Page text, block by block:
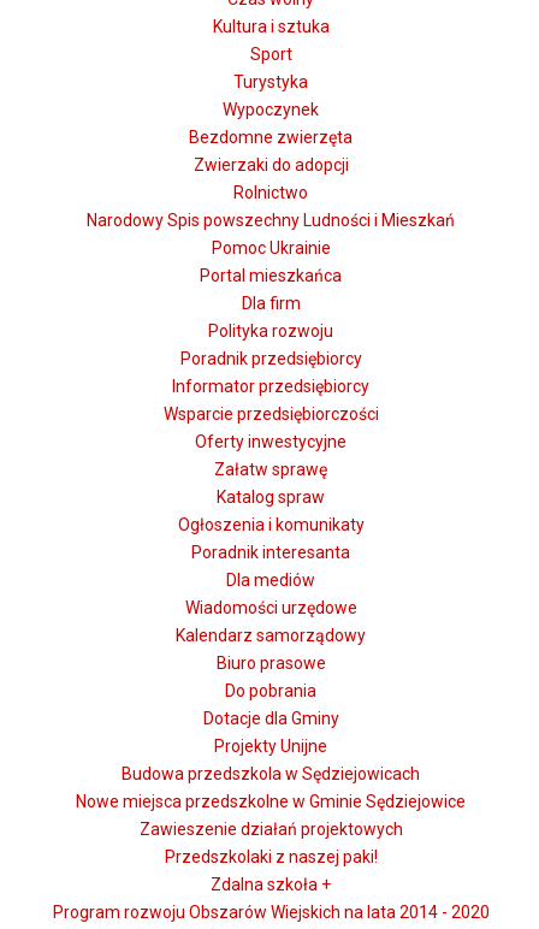
Kultura i sztuka
Sport
Turystyka
Wypoczynek
Bezdomne zwierzęta
Zwierzaki do adopcji
Rolnictwo
Narodowy Spis powszechny Ludności i Mieszkań
Pomoc Ukrainie
Portal mieszkańca
Dla firm
Polityka rozwoju
Poradnik przedsiębiorcy
Informator przedsiębiorcy
Wsparcie przedsiębiorczości
Oferty inwestycyjne
Załatw sprawę
Katalog spraw
Ogłoszenia i komunikaty
Poradnik interesanta
Dla mediów
Wiadomości urzędowe
Kalendarz samorządowy
Biuro prasowe
Do pobrania
Dotacje dla Gminy
Projekty Unijne
Budowa przedszkola w Sędziejowicach
Nowe miejsca przedszkolne w Gminie Sędziejowice
Zawieszenie działań projektowych
Przedszkolaki z naszej paki!
Zdalna szkoła +
Program rozwoju Obszarów Wiejskich na lata 2014 - 2020